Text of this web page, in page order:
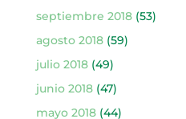
septiembre 2018(53)
agosto 2018(59)
julio 2018(49)
junio 2018(47)
mayo 2018(44)